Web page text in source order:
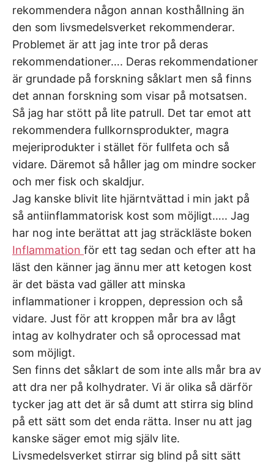
rekommendera någon annan kosthållning än
den som livsmedelsverket rekommenderar.
Problemet är att jag inte tror på deras
rekommendationer…. Deras rekommendationer
är grundade på forskning såklart men så finns
det annan forskning som visar på motsatsen.
Så jag har stött på lite patrull. Det tar emot att
rekommendera fullkornsprodukter, magra
mejeriprodukter i stället för fullfeta och så
vidare. Däremot så håller jag om mindre socker
och mer fisk och skaldjur.
Jag kanske blivit lite hjärntvättad i min jakt på
så antiinflammatorisk kost som möjligt….. Jag
har nog inte berättat att jag sträckläste boken
Inflammation för ett tag sedan och efter att ha
läst den känner jag ännu mer att ketogen kost
är det bästa vad gäller att minska
inflammationer i kroppen, depression och så
vidare. Just för att kroppen mår bra av lågt
intag av kolhydrater och så oprocessad mat
som möjligt.
Sen finns det såklart de som inte alls mår bra av
att dra ner på kolhydrater. Vi är olika så därför
tycker jag att det är så dumt att stirra sig blind
på ett sätt som det enda rätta. Inser nu att jag
kanske säger emot mig själv lite.
Livsmedelsverket stirrar sig blind på sitt sätt